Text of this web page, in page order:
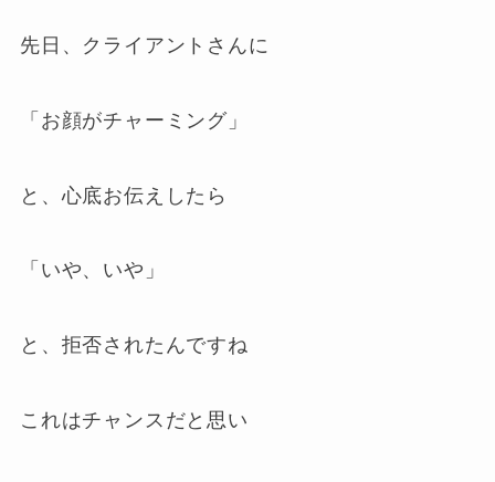
先日、クライアントさんに
「お顔がチャーミング」
と、心底お伝えしたら
「いや、いや」
と、拒否されたんですね
これはチャンスだと思い